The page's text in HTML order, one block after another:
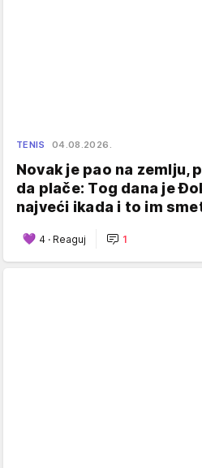
TENIS 04.08.2026.
Novak je pao na zemlju,
da plače: Tog dana je
najveći ikada i to im
4 · Reaguj 1